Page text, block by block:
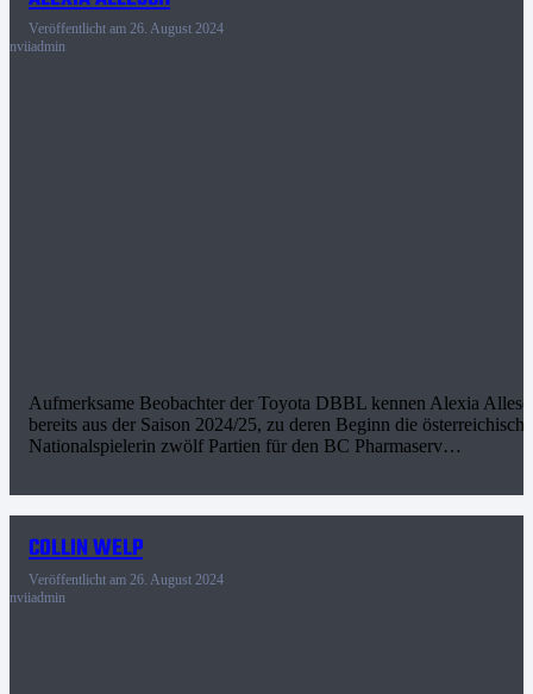
Veröffentlicht am 26. August 2024
nviiadmin
Aufmerksame Beobachter der Toyota DBBL kennen Alexia
bereits aus der Saison 2024/25, zu deren Beginn die österreichische
Nationalspielerin zwölf Partien für den BC Pharmaserv…
COLLIN WELP
Veröffentlicht am 26. August 2024
nviiadmin